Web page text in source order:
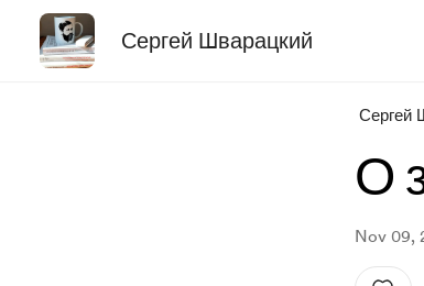
Сергей Шварацкий
Сергей
О
Nov 09,